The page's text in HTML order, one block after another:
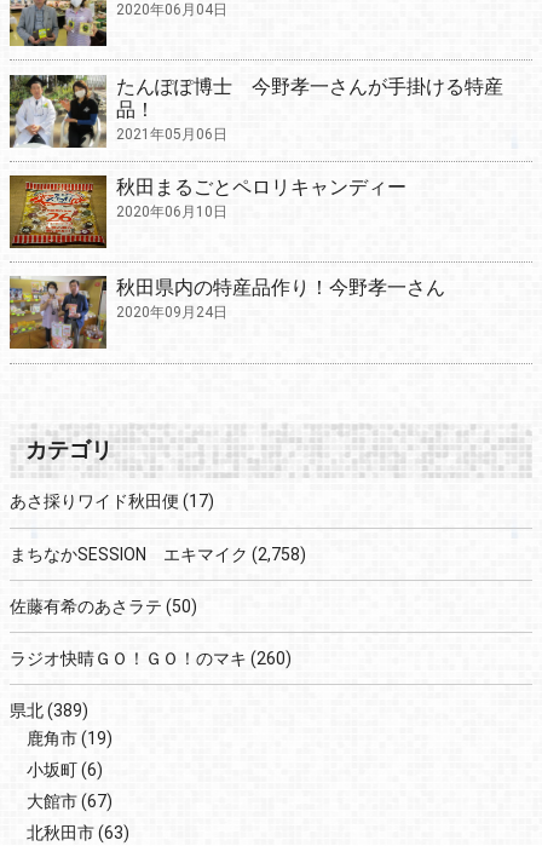
2020年06月04日
たんぽぽ博士 今野孝一さんが手掛ける特産
品！
2021年05月06日
秋田まるごとペロリキャンディー
2020年06月10日
秋田県内の特産品作り！今野孝一さん
2020年09月24日
カテゴリ
あさ採りワイド秋田便 (17)
まちなかSESSION エキマイク (2,758)
佐藤有希のあさラテ (50)
ラジオ快晴ＧＯ！ＧＯ！のマキ (260)
県北(389)
鹿角市(19)
小坂町(6)
大館市(67)
北秋田市(63)